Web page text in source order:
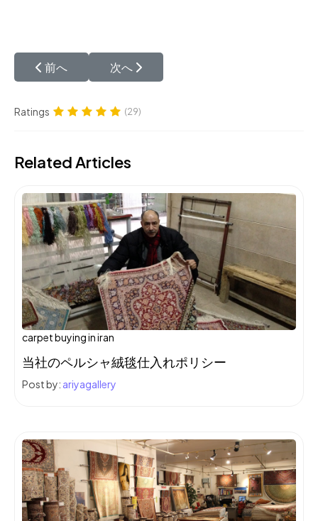
前の記事へ: 特定商取引に関する表示
前へ 次の記事へ: 社長のごあいさつ
次へ
Ratings (29)
Related Articles
carpet buying in iran
当社のペルシャ絨毯仕入れポリシー
Post by: ariyagallery